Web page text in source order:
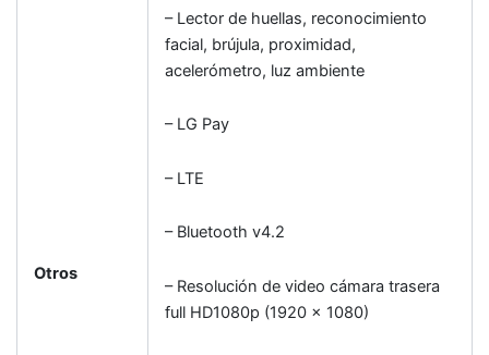
Otros
– Lector de huellas, reconocimiento
facial, brújula, proximidad,
acelerómetro, luz ambiente
– LG Pay
– LTE
– Bluetooth v4.2
– Resolución de video cámara trasera
full HD1080p (1920 x 1080)